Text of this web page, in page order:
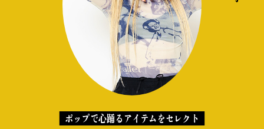
ポップで心踊るアイテムをセレクト
B印的太鼓判マップ